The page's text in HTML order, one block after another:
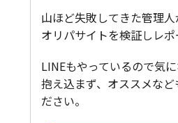
山ほど失敗してきた管理
オリパサイトを検証しレポ
LINEもやっているので気
抱え込まず、オススメなど
ださい。